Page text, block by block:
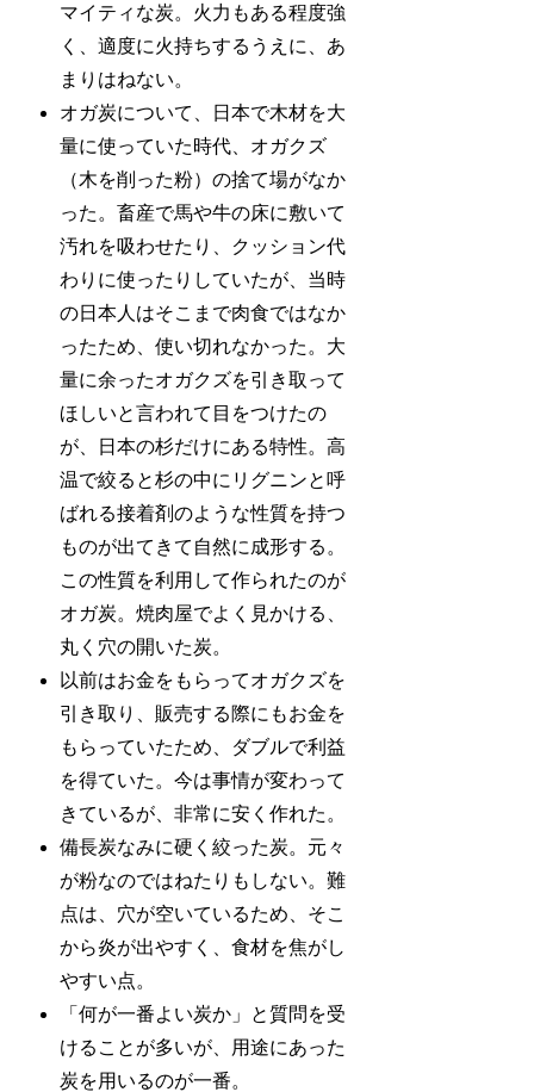
マイティな炭。火力もある程度強
く、適度に火持ちするうえに、あ
まりはねない。
オガ炭について、日本で木材を大
量に使っていた時代、オガクズ
（木を削った粉）の捨て場がなか
った。畜産で馬や牛の床に敷いて
汚れを吸わせたり、クッション代
わりに使ったりしていたが、当時
の日本人はそこまで肉食ではなか
ったため、使い切れなかった。大
量に余ったオガクズを引き取って
ほしいと言われて目をつけたの
が、日本の杉だけにある特性。高
温で絞ると杉の中にリグニンと呼
ばれる接着剤のような性質を持つ
ものが出てきて自然に成形する。
この性質を利用して作られたのが
オガ炭。焼肉屋でよく見かける、
丸く穴の開いた炭。
以前はお金をもらってオガクズを
引き取り、販売する際にもお金を
もらっていたため、ダブルで利益
を得ていた。今は事情が変わって
きているが、非常に安く作れた。
備長炭なみに硬く絞った炭。元々
が粉なのではねたりもしない。難
点は、穴が空いているため、そこ
から炎が出やすく、食材を焦がし
やすい点。
「何が一番よい炭か」と質問を受
けることが多いが、用途にあった
炭を用いるのが一番。